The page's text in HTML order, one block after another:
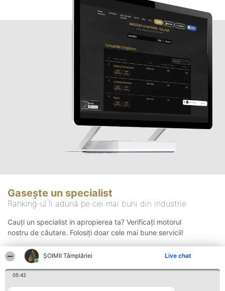
ȘOIMII Tâmplăriei Live chat
05:42
Gasește un specialist
Ranking-ul îi adună pe cei mai buni din industrie
Cauți un specialist in apropierea ta? Verificați motorul
nostru de căutare. Folosiți doar cele mai bune servicii!